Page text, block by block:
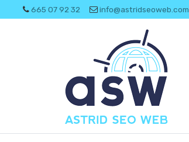
665 07 92 32 info@astridseoweb.com